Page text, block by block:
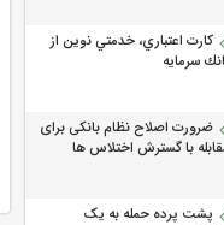
كارت اعتباري، خدمتي نوين از
سرمايه
ضرورت اصلاح نظام بانکی برای
با گسترش اختلاس ها
پشت پرده حمله به یک